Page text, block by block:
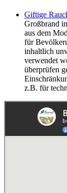
Giftige
Großbrand
aus dem
für
inhaltlich
verwendet
überprüfen
z.B. für